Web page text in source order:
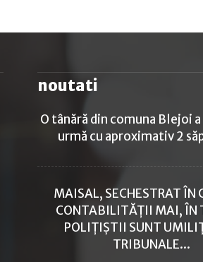
noutati
O tânără din comuna Blejoi
urmă cu aproximativ 2
MAISAL, SECHESTRAT ÎN
CONTABILITĂȚII MAI, ÎN
POLIȚIȘTII SUNT
TRIBUNALE...